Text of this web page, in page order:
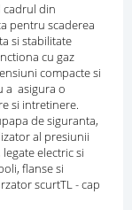
cadrul din
pentru scaderea
si stabilitate
cu gaz
compacte si
a asigura o
si intretinere.
de siguranta,
al presiunii
electric si
flanse si
scurtTL - cap